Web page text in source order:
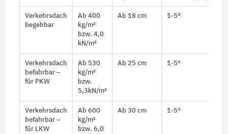
Verkehrsdach
begehbar
Ab 400
kg/m²
bzw. 4,0
kN/m²
Ab 18 cm 1-5°
Verkehrsdach
befahrbar –
für PKW
Ab 530
kg/m²
bzw.
5,3kN/m²
Ab 25 cm 1-5°
Verkehrsdach
befahrbar –
für LKW
Ab 600
kg/m²
bzw. 6,0
Ab 30 cm 1-5°